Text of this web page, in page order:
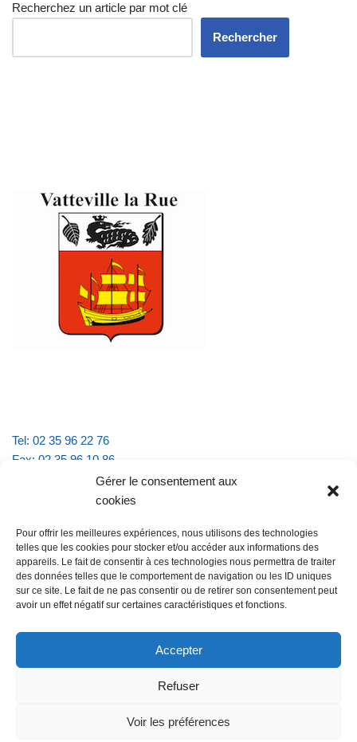
Gérer le consentement aux
cookies
Pour offrir les meilleures expériences, nous utilisons des technologies
telles que les cookies pour stocker et/ou accéder aux informations des
appareils. Le fait de consentir à ces technologies nous permettra de traiter
des données telles que le comportement de navigation ou les ID uniques
sur ce site. Le fait de ne pas consentir ou de retirer son consentement peut
avoir un effet négatif sur certaines caractéristiques et fonctions.
Accepter
Refuser
Voir les préférences
Recherchez un article par mot clé
Rechercher
Tel: 02 35 96 22 76
Fax: 02 35 96 10 86
Email : mairie.vattevillelarue@wanadoo.fr
lundi et jeudi de 9h à 11h30
mardi et vendredi de 16h à 18h30
@Vatteville-la-rue mentions légales